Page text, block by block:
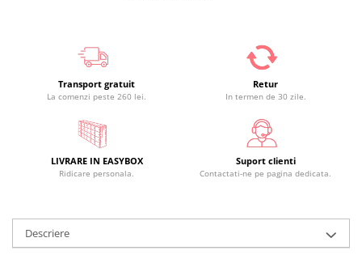
Transport gratuit
La comenzi peste 260 lei.
Retur
In termen de 30 zile.
LIVRARE IN EASYBOX
Ridicare personala.
Suport clienti
Contactati-ne pe pagina dedicata.
Descriere